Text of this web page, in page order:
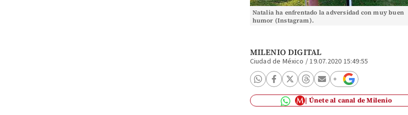
Natalia ha enfrentado la adversidad con muy buen
humor (Instagram).
MILENIO DIGITAL
Ciudad de México /19.07.2020 15:49:55
Únete al canal de Milenio